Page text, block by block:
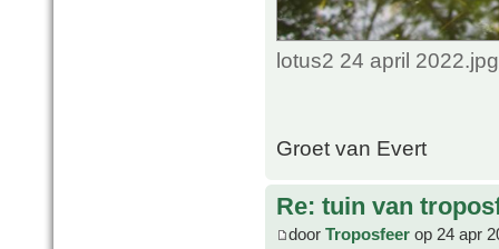
lotus2 24 april
Groet van Evert
Re: tuin van
door Troposfeer op 24 apr